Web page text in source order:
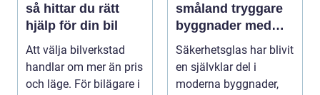
så hittar du rätt
hjälp för din bil
Att välja bilverkstad
handlar om mer än pris
och läge. För bilägare i
småland tryggare
byggnader med
smarta
glaslösningar
Säkerhetsglas har blivit
en självklar del i
moderna byggnader,